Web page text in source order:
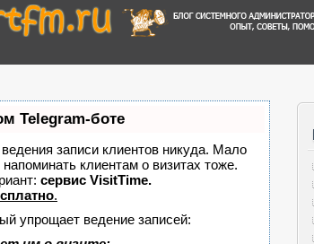
Telegram-боте
записи клиентов никуда. Мало
клиентам о визитах тоже.
сервис VisitTime.
.
упрощает ведение записей: